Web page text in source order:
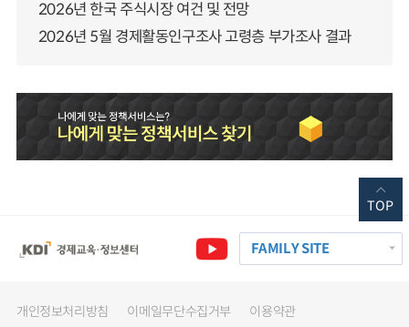
2026년 한국 주식시장 여건 및 전망
2026년 5월 경제활동인구조사 고령층 부가조사 결과
FAMILY SITE
개인정보처리방침 이메일무단수집거부 이용약관
TOP